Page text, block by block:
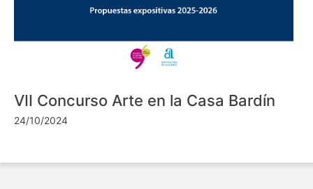
VII Concurso Arte en la Casa Bardín
24/10/2024